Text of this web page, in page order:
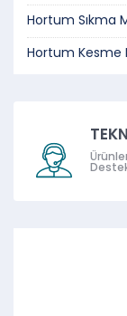
Hortum Sıkma
Hortum Kesme